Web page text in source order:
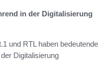
in der Digitalisierung
und RTL haben bedeutende
Digitalisierung